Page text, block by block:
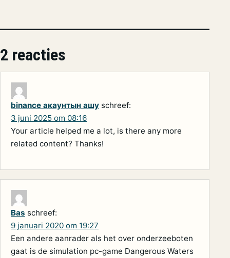
2 reacties
binance акаунтын ашу schreef:
3 juni 2025 om 08:16
Your article helped me a lot, is there any more
related content? Thanks!
Bas schreef:
9 januari 2020 om 19:27
Een andere aanrader als het over onderzeeboten
gaat is de simulation pc-game Dangerous Waters